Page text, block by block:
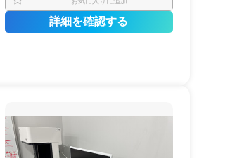
詳細を確認する